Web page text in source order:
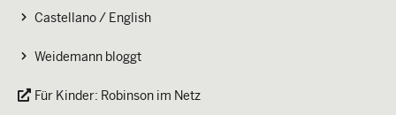
Castellano / English
Weidemann bloggt
Für Kinder: Robinson im Netz